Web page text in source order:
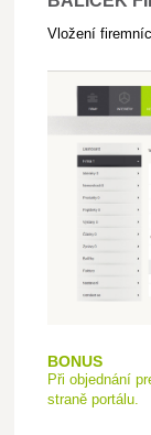
Vložení
BONUS
Při objednání
straně portálu.